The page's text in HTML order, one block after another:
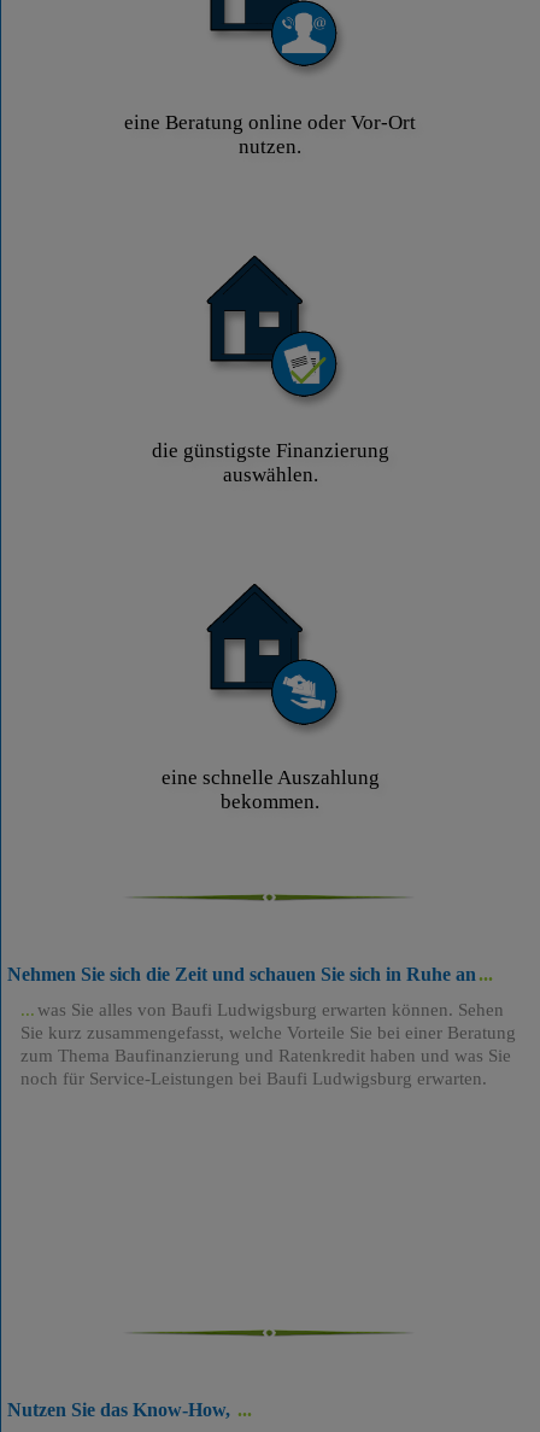
eine Beratung online oder Vor-Ort
nutzen.
die günstigste Finanzierung
auswählen.
eine schnelle Auszahlung
bekommen.
Nehmen Sie sich die Zeit und schauen Sie sich in Ruhe an
was Sie alles von Baufi Ludwigsburg erwarten können. Sehen
Sie kurz zusammengefasst, welche Vorteile Sie bei einer Beratung
zum Thema Baufinanzierung und Ratenkredit haben und was Sie
noch für Service-Leistungen bei Baufi Ludwigsburg erwarten.
Nutzen Sie das Know-How,